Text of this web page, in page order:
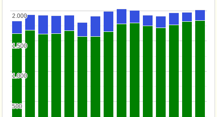
500
500
1.000
1.000
1.500
1.500
2.000
2.000